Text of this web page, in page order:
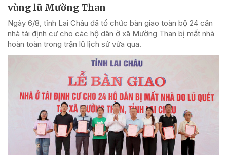
vùng lũ Mường Than
Ngày 6/8, tỉnh Lai Châu đã tổ chức bàn giao toàn bộ 24 căn
nhà tái định cư cho các hộ dân ở xã Mường Than bị mất nhà
hoàn toàn trong trận lũ lịch sử vừa qua.